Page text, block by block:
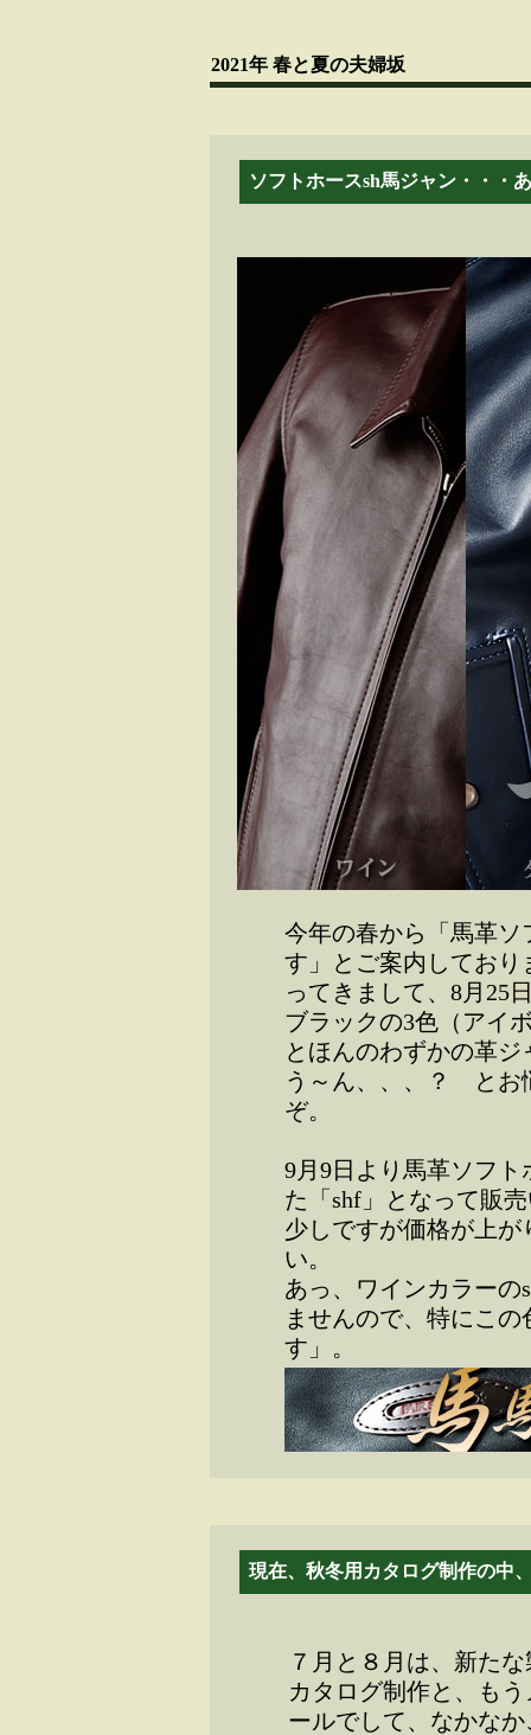
2021年 春と夏の夫婦坂
ソフトホースsh馬ジャン・・・
今年の春から「馬革ソ
す」とご案内してお
ってきまして、8月25
ブラックの3色（アイ
とほんのわずかの革
う～ん、、、？ とお
ぞ。
9月9日より馬革ソフ
た「shf」となって販
少しですが価格が上
い。
あっ、ワインカラー
ませんので、特にこ
す」。
現在、秋冬用カタログ制作の中
７月と８月は、新た
カタログ制作と、も
ールでして、なかな